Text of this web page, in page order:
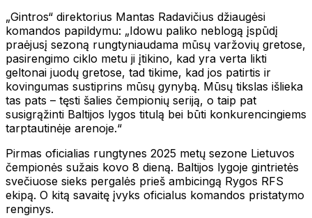
„Gintros“ direktorius Mantas Radavičius džiaugėsi
komandos papildymu: „Idowu paliko neblogą įspūdį
praėjusį sezoną rungtyniaudama mūsų varžovių gretose,
pasirengimo ciklo metu ji įtikino, kad yra verta likti
geltonai juodų gretose, tad tikime, kad jos patirtis ir
kovingumas sustiprins mūsų gynybą. Mūsų tikslas išlieka
tas pats – tęsti šalies čempionių seriją, o taip pat
susigrąžinti Baltijos lygos titulą bei būti konkurencingiems
tarptautinėje arenoje.“
Pirmas oficialias rungtynes 2025 metų sezone Lietuvos
čempionės sužais kovo 8 dieną. Baltijos lygoje gintrietės
svečiuose sieks pergalės prieš ambicingą Rygos RFS
ekipą. O kitą savaitę įvyks oficialus komandos pristatymo
renginys.